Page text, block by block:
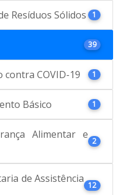
Resíduos Sólidos 1
39
contra COVID-19 1
Básico 1
Alimentar e
2
de Assistência
12